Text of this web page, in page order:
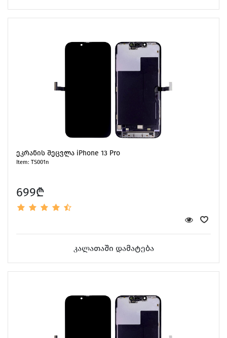
ეკრანის შეცვლა iPhone 13 Pro
Item: TS001n
699₾
კალათაში დამატება